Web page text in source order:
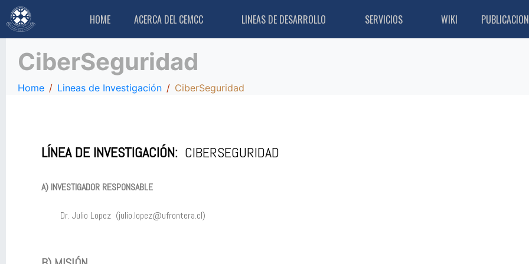
HOME ACERCA DEL CEMCC LINEAS DE DESARROLLO SERVICIOS WIKI
CiberSeguridad
Home Lineas de Investigación CiberSeguridad
LÍNEA DE INVESTIGACIÓN: CIBERSEGURIDAD
A) INVESTIGADOR RESPONSABLE
Dr. Julio Lopez (julio.lopez@ufrontera.cl)